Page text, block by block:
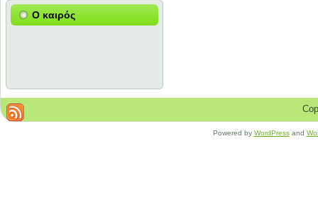
Ο καιρός
Powered by WordPressand